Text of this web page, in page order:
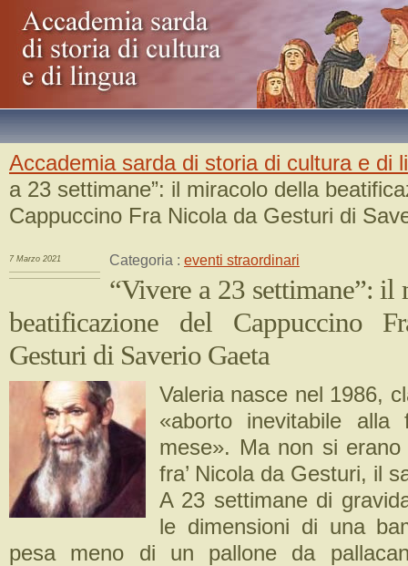
Accademia sarda di storia di cultura e di
a 23 settimane”: il miracolo della
Cappuccino Fra Nicola da Gesturi di
7 Marzo 2021 Categoria : eventi straordinari
“Vivere a 23 settimane”: il
beatificazione del Cappuccino
Gesturi di Saverio Gaeta
Valeria nasce nel 1986,
«aborto inevitabile alla
mese». Ma non si
fra’ Nicola da Gesturi, il
A 23 settimane di
le dimensioni di una
pesa meno di un pallone da